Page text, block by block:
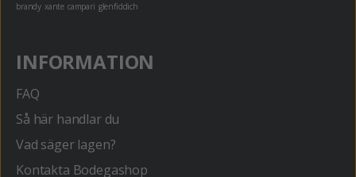
brandy xante campari glenfiddich
INFORMATION
FAQ
Så här handlar du
Vad säger lagen?
Kontakta Bodegashop